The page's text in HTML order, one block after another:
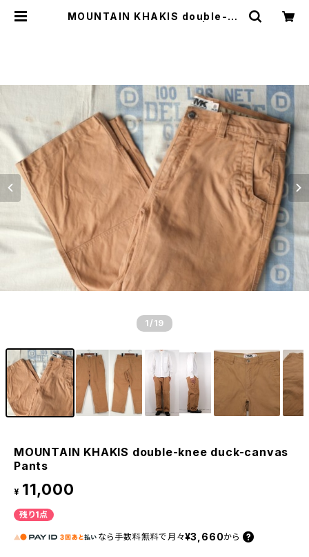
MOUNTAIN KHAKIS double-kn
1 /19
MOUNTAIN KHAKIS double-knee duck-canvas
Pants
¥ 11,000
残り1点
なら 手数料無料で 月々¥3,660から